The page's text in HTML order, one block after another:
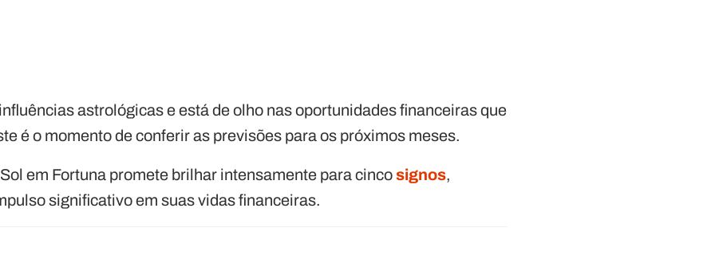
astrológicas e está de olho nas oportunidades financeiras que
é o momento de conferir as previsões para os próximos meses.
em Fortuna promete brilhar intensamente para cincosignos,
significativo em suas vidas financeiras.